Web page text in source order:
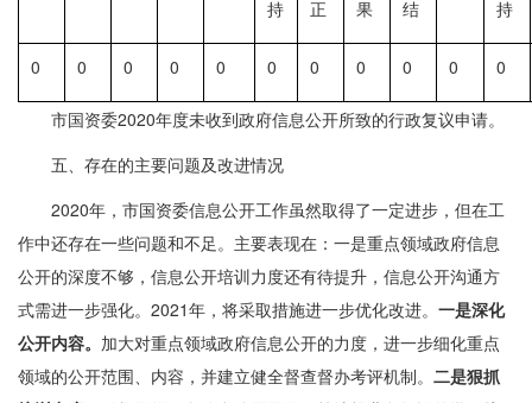
持
正
果
结
持
0 0 0 0 0 0 0 0 0 0 0
市国资委2020年度未收到政府信息公开所致的行政复议申请。
五、存在的主要问题及改进情况
2020年，市国资委信息公开工作虽然取得了一定进步，但在工
作中还存在一些问题和不足。主要表现在：一是重点领域政府信息
公开的深度不够，信息公开培训力度还有待提升，信息公开沟通方
式需进一步强化。2021年，将采取措施进一步优化改进。 一是深化
公开内容。 加大对重点领域政府信息公开的力度，进一步细化重点
领域的公开范围、内容，并建立健全督查督办考评机制。 二是狠抓